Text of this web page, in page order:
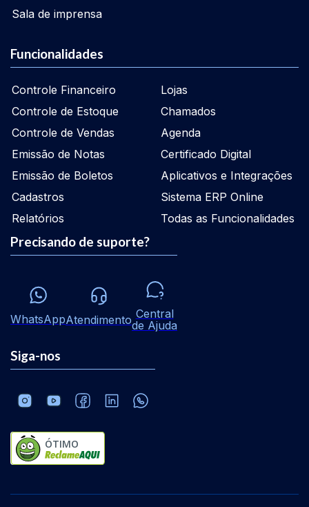
Sala de imprensa
Funcionalidades
Controle Financeiro
Controle de Estoque
Controle de Vendas
Emissão de Notas
Emissão de Boletos
Cadastros
Relatórios
Lojas
Chamados
Agenda
Certificado Digital
Aplicativos e Integrações
Sistema ERP Online
Todas as Funcionalidades
Precisando de suporte?
WhatsAppAtendimento Central
de Ajuda
Siga-nos
ÓTIMO